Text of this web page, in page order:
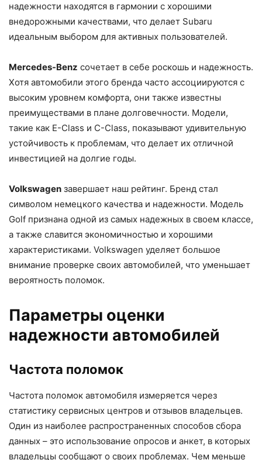
надежности находятся в гармонии с хорошими
внедорожными качествами, что делает Subaru
идеальным выбором для активных пользователей.
Mercedes-Benz сочетает в себе роскошь и надежность.
Хотя автомобили этого бренда часто ассоциируются с
высоким уровнем комфорта, они также известны
преимуществами в плане долговечности. Модели,
такие как E-Class и C-Class, показывают удивительную
устойчивость к проблемам, что делает их отличной
инвестицией на долгие годы.
Volkswagen завершает наш рейтинг. Бренд стал
символом немецкого качества и надежности. Модель
Golf признана одной из самых надежных в своем классе,
а также славится экономичностью и хорошими
характеристиками. Volkswagen уделяет большое
внимание проверке своих автомобилей, что уменьшает
вероятность поломок.
Параметры оценки
надежности автомобилей
Частота поломок
Частота поломок автомобиля измеряется через
статистику сервисных центров и отзывов владельцев.
Один из наиболее распространенных способов сбора
данных – это использование опросов и анкет, в которых
владельцы сообщают о своих проблемах. Чем меньше